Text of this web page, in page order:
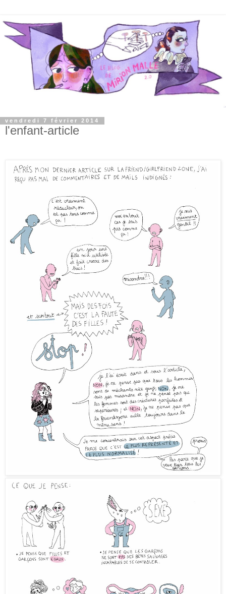
vendredi 7 février 2014
l'enfant-article